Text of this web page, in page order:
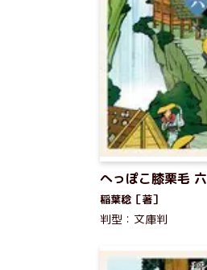
へっぽこ膝栗毛 六
稲葉稔［著］
判型：文庫判